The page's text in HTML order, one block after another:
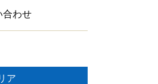
合わせ
ア